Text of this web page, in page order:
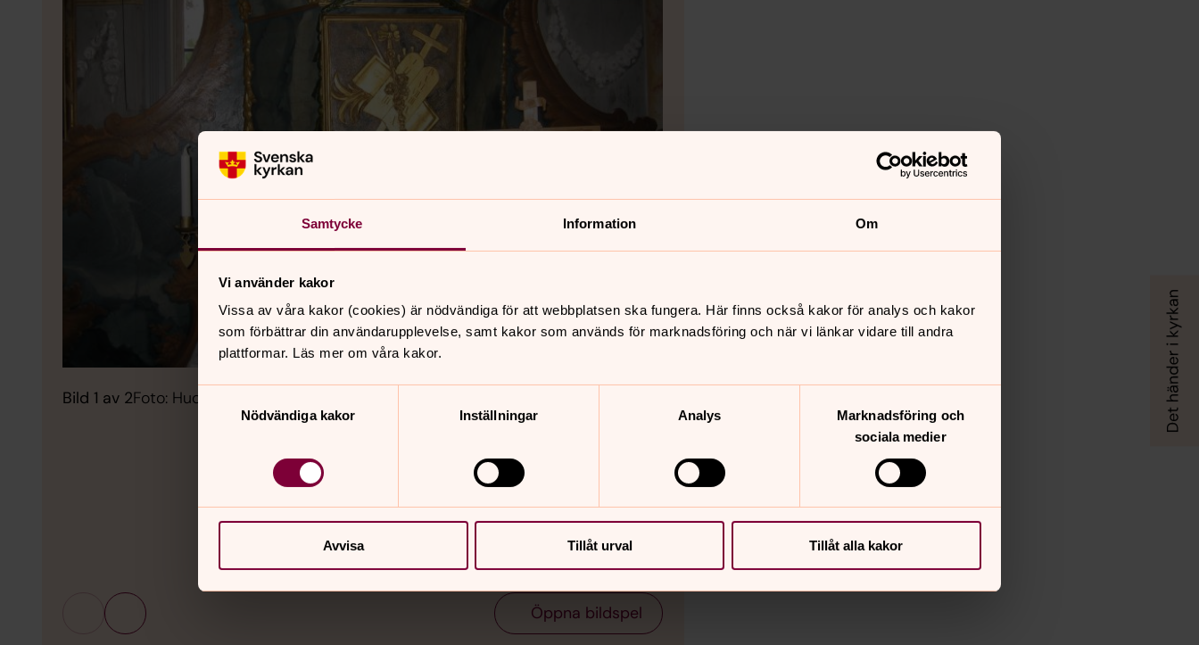
Samtycke Information Om
Vi använder kakor
Vissa av våra kakor (cookies) är nödvändiga för att webbplatsen ska fungera. Här finns också kakor för analys och kakor
som förbättrar din användarupplevelse, samt kakor som används för marknadsföring och när vi länkar vidare till andra
plattformar. Läs mer om våra kakor.
Samtyckesval
Nödvändiga kakor
Inställningar Analys
Marknadsföring och
sociala medier
Avvisa Tillåt urval Tillåt alla kakor
Bild 1 av 2Foto: Hudiksvallsbygdens församling
Foto: Hudiksvallsbygdens församling
Öppna bildspel